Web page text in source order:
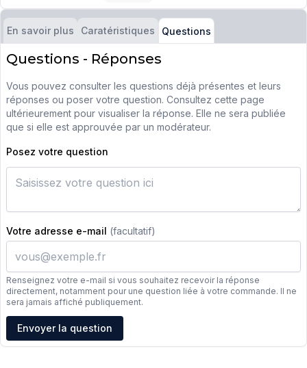
En savoir plus Caratéristiques Questions
Questions - Réponses
Vous pouvez consulter les questions déjà présentes et leurs
réponses ou poser votre question. Consultez cette page
ultérieurement pour visualiser la réponse. Elle ne sera publiée
que si elle est approuvée par un modérateur.
Posez votre question
Votre adresse e-mail (facultatif)
Renseignez votre e-mail si vous souhaitez recevoir la réponse
directement, notamment pour une question liée à votre commande. Il ne
sera jamais affiché publiquement.
Adresse e-mail
Envoyer la question